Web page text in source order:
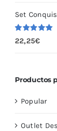
Set
Valorado
con
5.00
22,25€
Productos
Popular
Outlet